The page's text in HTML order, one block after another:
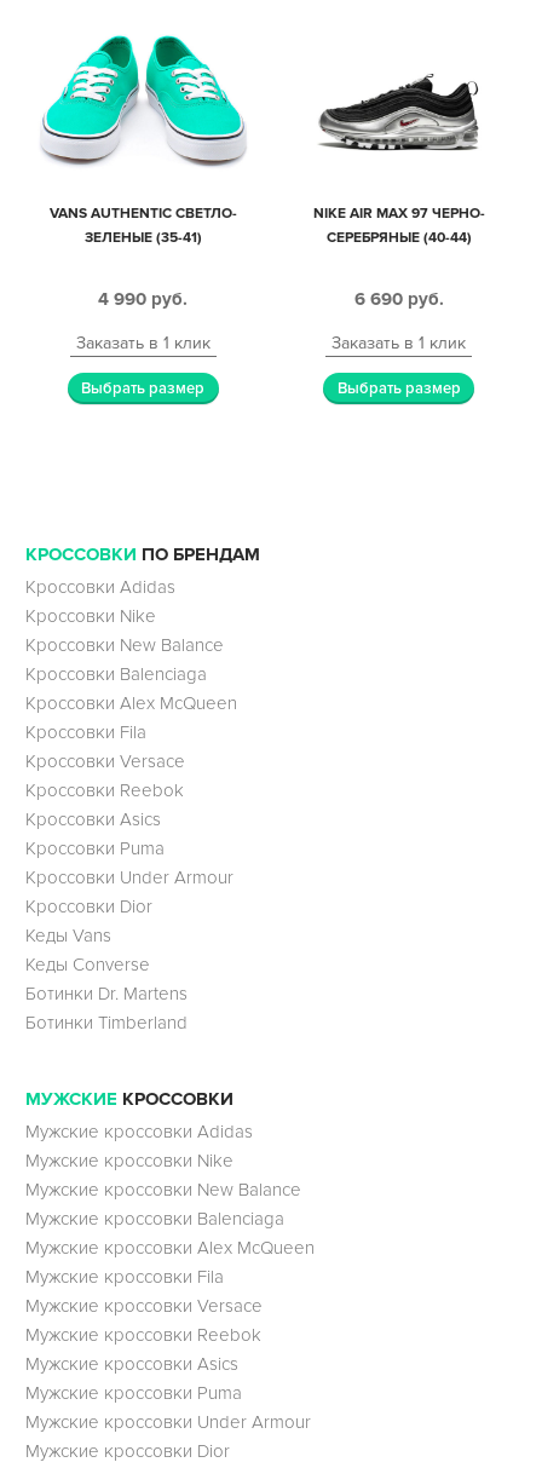
VANS AUTHENTIC СВЕТЛО-
ЗЕЛЕНЫЕ (35-41)
4 990 руб.
Заказать в 1 клик
Выбрать размер
NIKE AIR MAX 97 ЧЕРНО-
СЕРЕБРЯНЫЕ (40-44)
6 690 руб.
Заказать в 1 клик
Выбрать размер
КРОССОВКИ ПО БРЕНДАМ
Кроссовки Adidas
Кроссовки Nike
Кроссовки New Balance
Кроссовки Balenciaga
Кроссовки Alex McQueen
Кроссовки Fila
Кроссовки Versace
Кроссовки Reebok
Кроссовки Asics
Кроссовки Puma
Кроссовки Under Armour
Кроссовки Dior
Кеды Vans
Кеды Converse
Ботинки Dr. Martens
Ботинки Timberland
МУЖСКИЕ КРОССОВКИ
Мужские кроссовки Adidas
Мужские кроссовки Nike
Мужские кроссовки New Balance
Мужские кроссовки Balenciaga
Мужские кроссовки Alex McQueen
Мужские кроссовки Fila
Мужские кроссовки Versace
Мужские кроссовки Reebok
Мужские кроссовки Asics
Мужские кроссовки Puma
Мужские кроссовки Under Armour
Мужские кроссовки Dior